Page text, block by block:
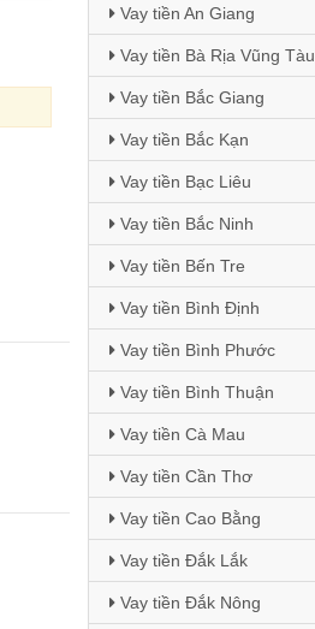
Vay tiền An Giang
Vay tiền Bà Rịa Vũng Tàu
Vay tiền Bắc Giang
Vay tiền Bắc Kạn
Vay tiền Bạc Liêu
Vay tiền Bắc Ninh
Vay tiền Bến Tre
Vay tiền Bình Định
Vay tiền Bình Phước
Vay tiền Bình Thuận
Vay tiền Cà Mau
Vay tiền Cần Thơ
Vay tiền Cao Bằng
Vay tiền Đắk Lắk
Vay tiền Đắk Nông